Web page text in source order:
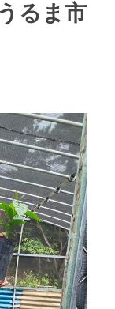
るま市